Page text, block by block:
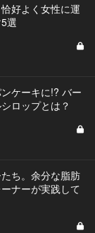
好よく女性に運
選
ケーキに!? バー
ロップとは？
ち。余分な脂肪
ナーが実践して